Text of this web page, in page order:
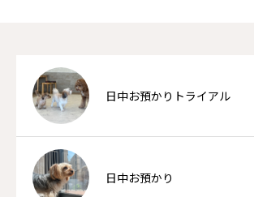
日中お預かりトライアル
日中お預かり